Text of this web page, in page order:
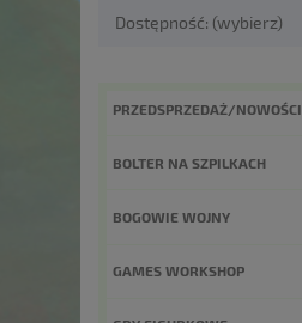
Dostępność: (wybierz)
PRZEDSPRZEDAŻ/NOWOŚCI
BOLTER NA SZPILKACH
BOGOWIE WOJNY
GAMES WORKSHOP